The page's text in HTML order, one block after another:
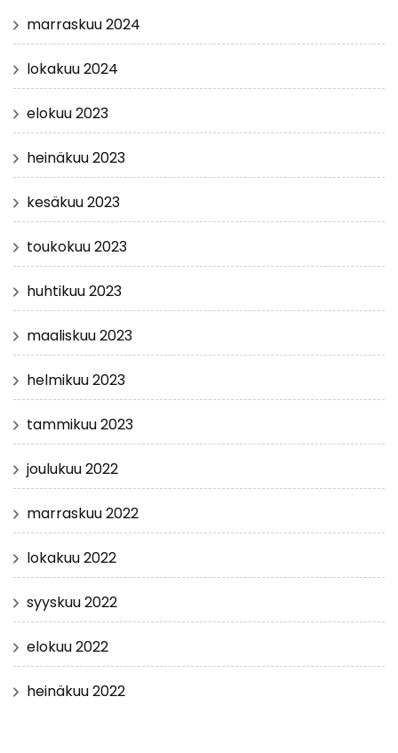
marraskuu 2024
lokakuu 2024
elokuu 2023
heinäkuu 2023
kesäkuu 2023
toukokuu 2023
huhtikuu 2023
maaliskuu 2023
helmikuu 2023
tammikuu 2023
joulukuu 2022
marraskuu 2022
lokakuu 2022
syyskuu 2022
elokuu 2022
heinäkuu 2022